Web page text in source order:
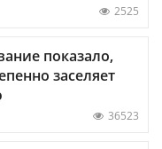
2525
показало,
заселяет
36523